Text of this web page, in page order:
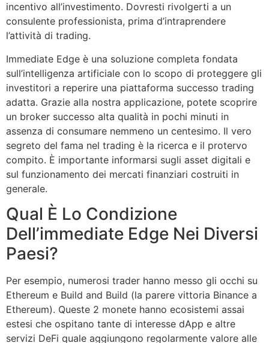
incentivo all’investimento. Dovresti rivolgerti a un
consulente professionista, prima d’intraprendere
l’attività di trading.
Immediate Edge è una soluzione completa fondata
sull’intelligenza artificiale con lo scopo di proteggere gli
investitori a reperire una piattaforma successo trading
adatta. Grazie alla nostra applicazione, potete scoprire
un broker successo alta qualità in pochi minuti in
assenza di consumare nemmeno un centesimo. Il vero
segreto del fama nel trading è la ricerca e il protervo
compito. È importante informarsi sugli asset digitali e
sul funzionamento dei mercati finanziari costruiti in
generale.
Qual È Lo Condizione
Dell’immediate Edge Nei Diversi
Paesi?
Per esempio, numerosi trader hanno messo gli occhi su
Ethereum e Build and Build (la parere vittoria Binance a
Ethereum). Queste 2 monete hanno ecosistemi assai
estesi che ospitano tante di interesse dApp e altre
servizi DeFi quale aggiungono regolarmente valore alle